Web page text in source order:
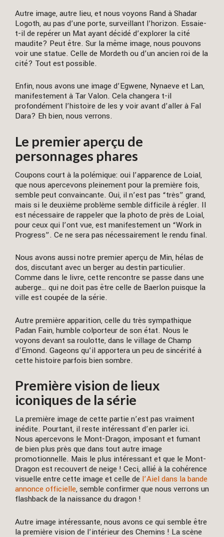
Autre image, autre lieu, et nous voyons Rand à Shadar
Logoth, au pas d’une porte, surveillant l’horizon. Essaie-
t-il de repérer un Mat ayant décidé d’explorer la cité
maudite? Peut être. Sur la même image, nous pouvons
voir une statue. Celle de Mordeth ou d’un ancien roi de la
cité? Tout est possible.
Enfin, nous avons une image d’Egwene, Nynaeve et Lan,
manifestement à Tar Valon. Cela changera t-il
profondément l’histoire de les y voir avant d’aller à Fal
Dara? Eh bien, nous verrons.
Le premier aperçu de
personnages phares
Coupons court à la polémique: oui l’apparence de Loial,
que nous apercevons pleinement pour la première fois,
semble peut convaincante. Oui, il n’est pas “très” grand,
mais si le deuxième problème semble difficile à régler. Il
est nécessaire de rappeler que la photo de près de Loial,
pour ceux qui l’ont vue, est manifestement un “Work in
Progress”. Ce ne sera pas nécessairement le rendu final.
Nous avons aussi notre premier aperçu de Min, hélas de
dos, discutant avec un berger au destin particulier.
Comme dans le livre, cette rencontre se passe dans une
auberge… qui ne doit pas être celle de Baerlon puisque la
ville est coupée de la série.
Autre première apparition, celle du très sympathique
Padan Fain, humble colporteur de son état. Nous le
voyons devant sa roulotte, dans le village de Champ
d’Emond. Gageons qu’il apportera un peu de sincérité à
cette histoire parfois bien sombre.
Première vision de lieux
iconiques de la série
La première image de cette partie n’est pas vraiment
inédite. Pourtant, il reste intéressant d’en parler ici.
Nous apercevons le Mont-Dragon, imposant et fumant
de bien plus près que dans tout autre image
promotionnelle. Mais le plus intéressant et que le Mont-
Dragon est recouvert de neige ! Ceci, allié à la cohérence
visuelle entre cette image et celle de l’Aiel dans la bande
annonce officielle, semble confirmer que nous verrons un
flashback de la naissance du dragon !
Autre image intéressante, nous avons ce qui semble être
la première vision de l’intérieur des Chemins ! La scène